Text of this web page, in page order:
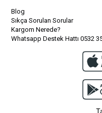
Blog
Sıkça Sorulan Sorular
Kargom Nerede?
Whatsapp Destek Hattı 0532